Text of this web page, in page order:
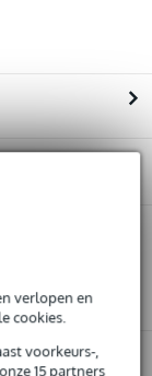
verlopen en
cookies.
voorkeurs-,
15 partners
en max.